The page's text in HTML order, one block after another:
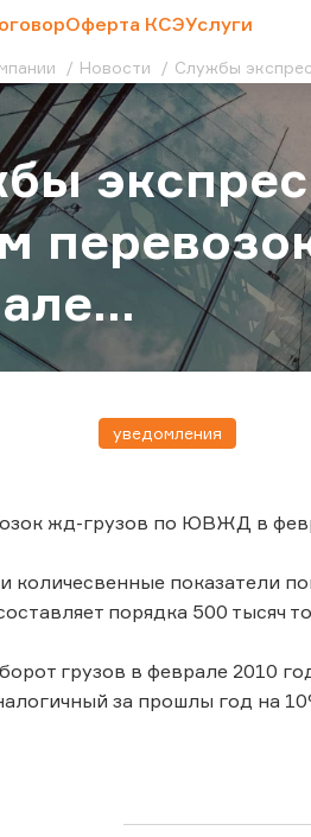
Оферта КСЭУслуги
Новости Службы
уведомления
жд-грузов по ЮВЖД в
количесвенные показатели
порядка 500 тысяч
грузов в феврале 2010
за прошлы год на